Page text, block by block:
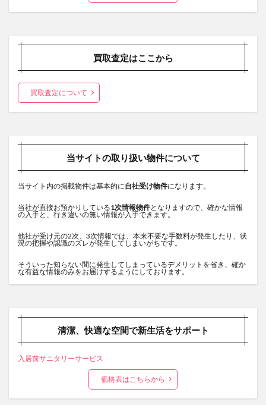
買取査定はここから
買取査定について
当サイトの取り扱い物件について
当サイト内の掲載物件は基本的に自社受け物件になります。
当社が直接お預かりしている1次情報物件となりますので、確かな情報
の入手と、行き違いの無い情報が入手できます。
他社が受け元の2次、3次情報では、本来不要な手数料が発生したり、状
況の把握や認識のズレが発生してしまいがちです。
そういった知らない間に発生してしまっているデメリットを省き、確か
な有益な情報のみをお届けするようにしております。
清潔、快適な空間で新生活をサポート
入居前サニタリーサービス
価格表はこちらから